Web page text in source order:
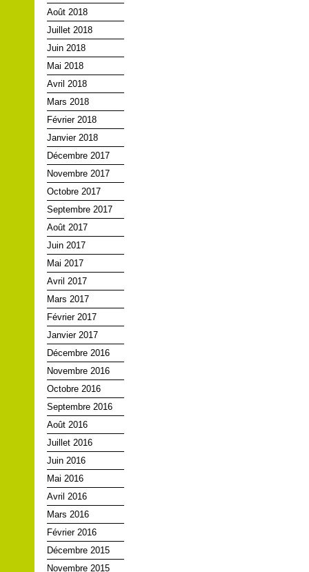
Août 2018
Juillet 2018
Juin 2018
Mai 2018
Avril 2018
Mars 2018
Février 2018
Janvier 2018
Décembre 2017
Novembre 2017
Octobre 2017
Septembre 2017
Août 2017
Juin 2017
Mai 2017
Avril 2017
Mars 2017
Février 2017
Janvier 2017
Décembre 2016
Novembre 2016
Octobre 2016
Septembre 2016
Août 2016
Juillet 2016
Juin 2016
Mai 2016
Avril 2016
Mars 2016
Février 2016
Décembre 2015
Novembre 2015